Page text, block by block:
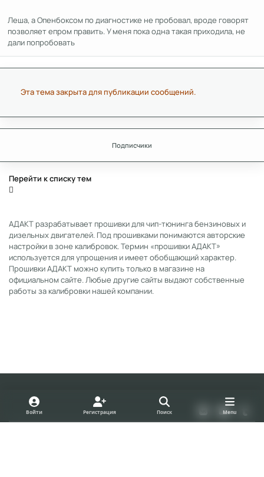
Леша, а Опенбоксом по диагностике не пробовал, вроде говорят
позволяет епром править. У меня пока одна такая приходила, не
дали попробовать
Эта тема закрыта для публикации сообщений.
Подписчики
Перейти к списку тем
АДАКТ разрабатывает прошивки для чип-тюнинга бензиновых и
дизельных двигателей. Под прошивками понимаются авторские
настройки в зоне калибровок. Термин «прошивки АДАКТ»
используется для упрощения и имеет обобщающий характер.
Прошивки АДАКТ можно купить только в магазине на
официальном сайте. Любые другие сайты выдают собственные
работы за калибровки нашей компании.
Light ModeDark ModeSystem Preference
k
o
t
u
Войти Регистрация Поиск Menu